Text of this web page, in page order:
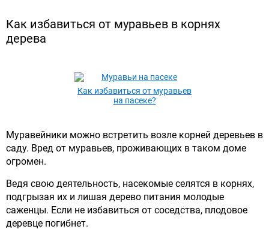
Как избавиться от муравьев в корнях
дерева
Как избавиться от муравьев
на пасеке?
Муравейники можно встретить возле корней деревьев в
саду. Вред от муравьев, проживающих в таком доме
огромен.
Ведя свою деятельность, насекомые селятся в корнях,
подгрызая их и лишая дерево питания молодые
саженцы. Если не избавиться от соседства, плодовое
деревце погибнет.